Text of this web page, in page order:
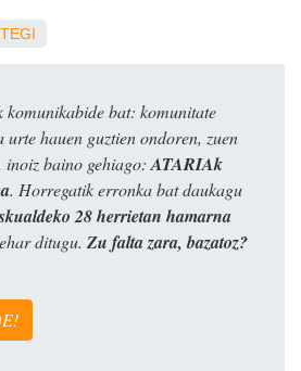
komunikabide bat: komunitate
urte hauen guztien ondoren, zuen
inoiz baino gehiago: ATARIAk
. Horregatik erronka bat daukagu
28 herrietan hamarna
ditugu. Zu falta zara, bazatoz?